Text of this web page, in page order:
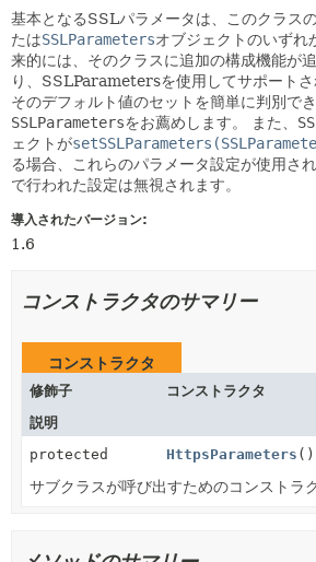
基本となるSSLパラメータは、このクラス
たはSSLParametersオブジェクトのいずれ
来的には、そのクラスに追加の構成機能が
り、SSLParametersを使用してサポートさ
そのデフォルト値のセットを簡単に判別でき
SSLParametersをお薦めします。 また、
ェクトが
る場合、これらのパラメータ設定が使用さ
で行われた設定は無視されます。
導入されたバージョン:
1.6
コンストラクタのサマリー
コンストラクタ
修飾子
コンストラクタ
説明
protected
HttpsParameters ()
サブクラスが呼び出すためのコンストラク